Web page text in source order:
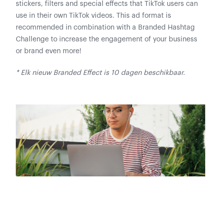
stickers, filters and special effects that TikTok users can
use in their own TikTok videos. This ad format is
recommended in combination with a Branded Hashtag
Challenge to increase the engagement of your business
or brand even more!
* Elk nieuw Branded Effect is 10 dagen beschikbaar.